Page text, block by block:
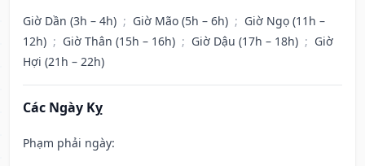
Giờ Dần (3h – 4h) ; Giờ Mão (5h – 6h) ; Giờ Ngọ (11h –
12h) ; Giờ Thân (15h – 16h) ; Giờ Dậu (17h – 18h) ; Giờ
Hợi (21h – 22h)
Các Ngày Kỵ
Phạm phải ngày: